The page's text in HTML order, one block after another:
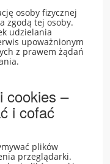
osoby fizycznej
zgodą tej osoby.
udzielania
upoważnionym
z prawem żądań
cookies –
i cofać
plików
przeglądarki.